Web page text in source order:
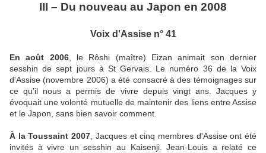
III – Du nouveau au Japon en 2008
Voix d'Assise n° 41
En août 2006, le Rôshi (maître) Eizan animait son dernier
sesshin de sept jours à St Gervais. Le numéro 36 de la Voix
d'Assise (novembre 2006) a été consacré à des témoignages sur
ce qu'il nous a permis de vivre depuis vingt ans. Jacques y
évoquait une volonté mutuelle de maintenir des liens entre Assise
et le Japon, sans bien savoir comment.
À la Toussaint 2007 , Jacques et cinq membres d'Assise ont été
invités à vivre un sesshin au Kaisenji. Jean-Louis a relaté ce